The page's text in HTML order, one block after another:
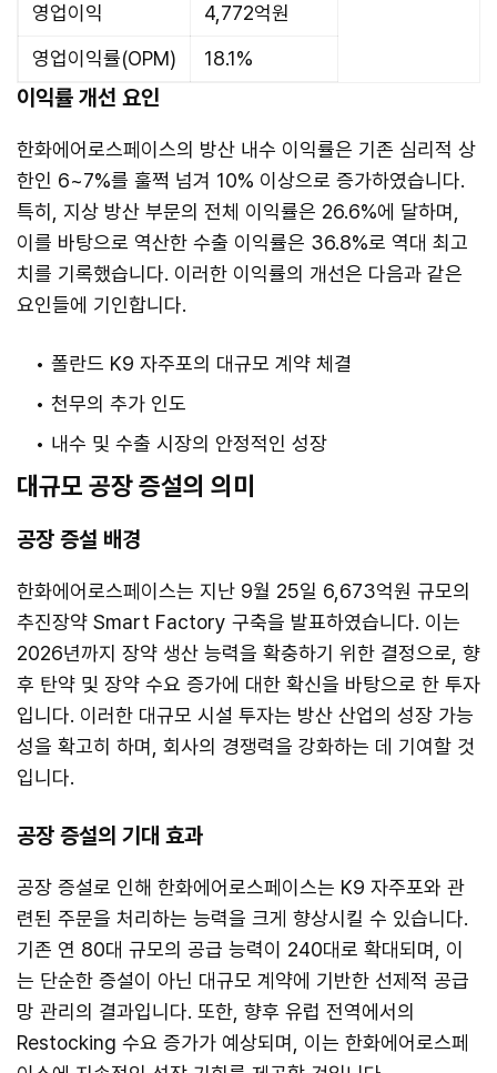
영업이익
4,772억원
영업이익률(OPM)
18.1%
이익률 개선 요인
한화에어로스페이스의 방산 내수 이익률은 기존 심리적 상
한인 6~7%를 훌쩍 넘겨 10% 이상으로 증가하였습니다.
특히, 지상 방산 부문의 전체 이익률은 26.6%에 달하며,
이를 바탕으로 역산한 수출 이익률은 36.8%로 역대 최고
치를 기록했습니다. 이러한 이익률의 개선은 다음과 같은
요인들에 기인합니다.
폴란드 K9 자주포의 대규모 계약 체결
천무의 추가 인도
내수 및 수출 시장의 안정적인 성장
대규모 공장 증설의 의미
공장 증설 배경
한화에어로스페이스는 지난 9월 25일 6,673억원 규모의
추진장약 Smart Factory 구축을 발표하였습니다. 이는
2026년까지 장약 생산 능력을 확충하기 위한 결정으로, 향
후 탄약 및 장약 수요 증가에 대한 확신을 바탕으로 한 투자
입니다. 이러한 대규모 시설 투자는 방산 산업의 성장 가능
성을 확고히 하며, 회사의 경쟁력을 강화하는 데 기여할 것
입니다.
공장 증설의 기대 효과
공장 증설로 인해 한화에어로스페이스는 K9 자주포와 관
련된 주문을 처리하는 능력을 크게 향상시킬 수 있습니다.
기존 연 80대 규모의 공급 능력이 240대로 확대되며, 이
는 단순한 증설이 아닌 대규모 계약에 기반한 선제적 공급
망 관리의 결과입니다. 또한, 향후 유럽 전역에서의
Restocking 수요 증가가 예상되며, 이는 한화에어로스페